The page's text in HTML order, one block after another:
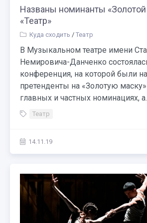
Названы номинанты «Золотой
«Театр»
Куда сходить / Театр
В Музыкальном театре имени
Немировича-Данченко
конференция, на которой были
претенденты на «Золотую
главных и частных номинациях,
Театр
14.11.19